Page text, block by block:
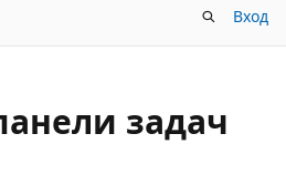
Вход
задач